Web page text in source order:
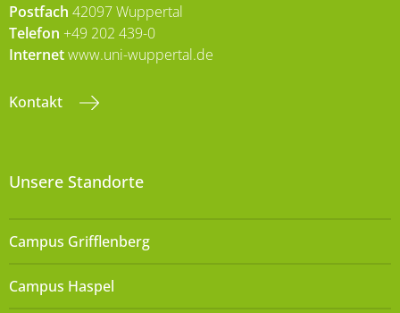
Postfach 42097 Wuppertal
Telefon +49 202 439-0
Internetwww.uni-wuppertal.de
Kontakt
Unsere Standorte
Campus Grifflenberg
Campus Haspel